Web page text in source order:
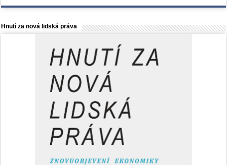
Hnutí za nová lidská práva